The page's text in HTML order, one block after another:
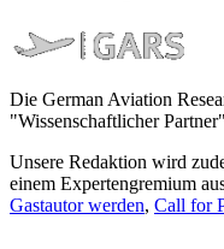
Die German Aviation
"Wissenschaftlicher
Unsere Redaktion wird
einem Expertengremium
Gastautor werden, Call for